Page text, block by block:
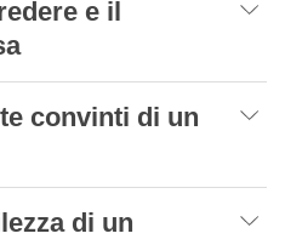
e il
convinti di un
di un